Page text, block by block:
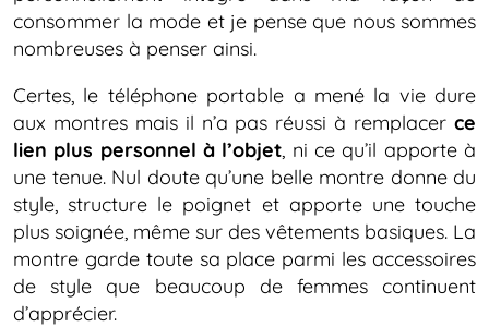
consommer la mode et je pense que nous sommes
nombreuses à penser ainsi.
Certes, le téléphone portable a mené la vie dure
aux montres mais il n’a pas réussi à remplacer ce
lien plus personnel à l’objet, ni ce qu’il apporte à
une tenue. Nul doute qu’une belle montre donne du
style, structure le poignet et apporte une touche
plus soignée, même sur des vêtements basiques. La
montre garde toute sa place parmi les accessoires
de style que beaucoup de femmes continuent
d’apprécier.